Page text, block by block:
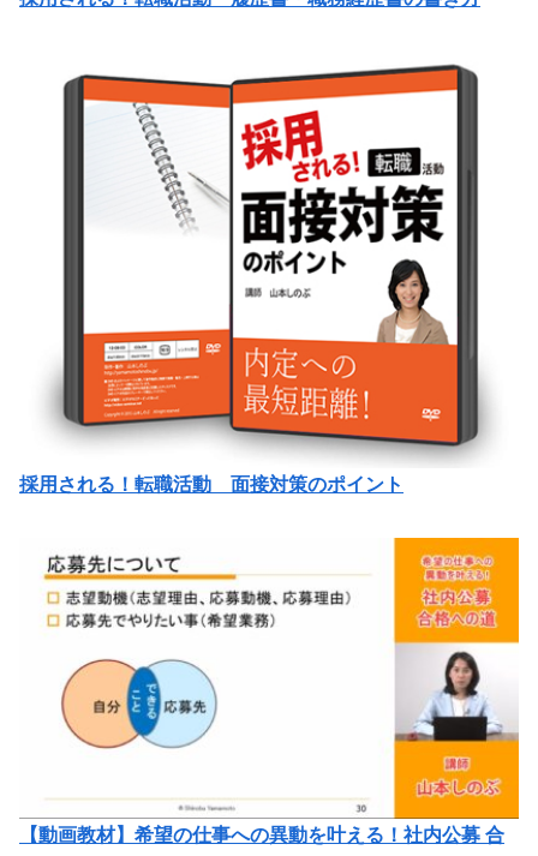
採用される！転職活動 面接対策のポイント
【動画教材】希望の仕事への異動を叶える！社内公募 合